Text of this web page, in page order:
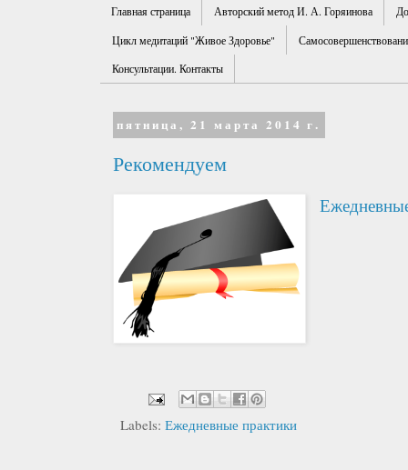
Главная страница Авторский метод И. А. Горяинова
Цикл медитаций "Живое Здоровье"
Консультации. Контакты
пятница, 21 марта 2014 г.
Рекомендуем
Labels: Ежедневные практики